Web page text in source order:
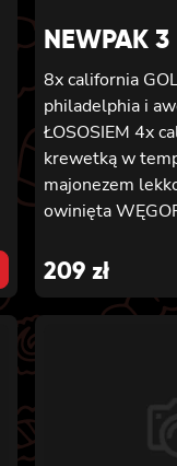
NEWPAK 3
8x california
philadelphia i
ŁOSOSIEM
krewetką w
majonezem
owinięta WĘGORZEM 4x
ogórkiem i
pikantnym
4x california
krewetką w
majonezem
209 zł